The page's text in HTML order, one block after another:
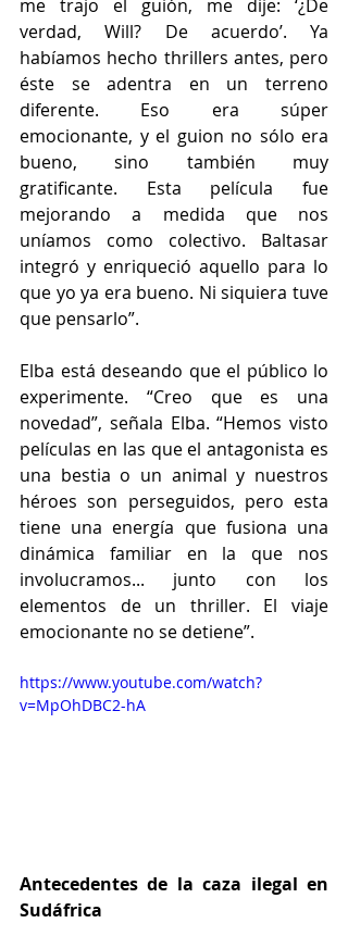
me trajo el guión, me dije: ‘¿De
verdad, Will? De acuerdo’. Ya
habíamos hecho thrillers antes, pero
éste se adentra en un terreno
diferente. Eso era súper
emocionante, y el guion no sólo era
bueno, sino también muy
gratificante. Esta película fue
mejorando a medida que nos
uníamos como colectivo. Baltasar
integró y enriqueció aquello para lo
que yo ya era bueno. Ni siquiera tuve
que pensarlo”.
Elba está deseando que el público lo
experimente. “Creo que es una
novedad”, señala Elba. “Hemos visto
películas en las que el antagonista es
una bestia o un animal y nuestros
héroes son perseguidos, pero esta
tiene una energía que fusiona una
dinámica familiar en la que nos
involucramos... junto con los
elementos de un thriller. El viaje
emocionante no se detiene”.
https://www.youtube.com/watch?
v=MpOhDBC2-hA
Antecedentes de la caza ilegal en
Sudáfrica